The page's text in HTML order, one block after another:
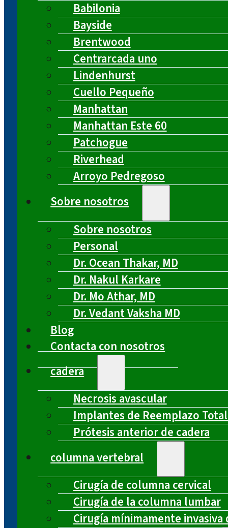
Babilonia
Bayside
Brentwood
Centrarcada uno
Lindenhurst
Cuello Pequeño
Manhattan
Manhattan Este 60
Patchogue
Riverhead
Arroyo Pedregoso
Sobre nosotros
Sobre nosotros
Personal
Dr. Ocean Thakar, MD
Dr. Nakul Karkare
Dr. Mo Athar, MD
Dr. Vedant Vaksha MD
Blog
Contacta con nosotros
cadera
Necrosis avascular
Implantes de Reemplazo
Prótesis anterior de cadera
columna vertebral
Cirugía de columna cervical
Cirugía de la columna lumbar
Cirugía mínimamente